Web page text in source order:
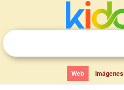
Web Imágenes